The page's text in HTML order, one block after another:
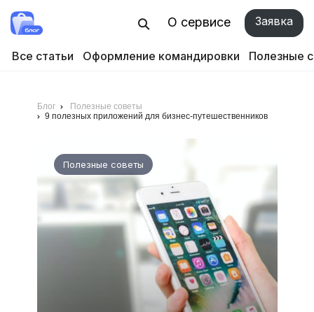
О сервисе Заявка
Все статьи Оформление командировки Полезные
Блог
Полезные советы
9 полезных приложений для бизнес-путешественников
Полезные советы